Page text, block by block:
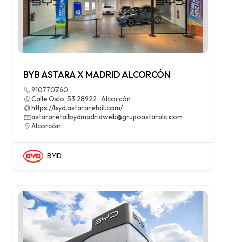
BYB ASTARA X MADRID ALCORCÓN
910770760
Calle Oslo, 53 28922 , Alcorcón
https://byd.astararetail.com/
astararetailbydmadridweb@grupoastaralc.com
Alcorcón
BYD